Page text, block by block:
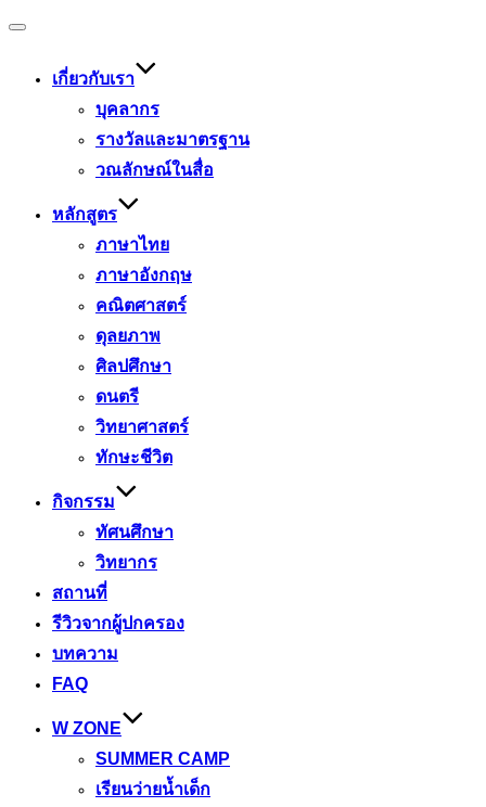
Toggle
เกี่ยวกับเรา
บุคลากร
รางวัลและมาตรฐาน
วณลักษณ์ในสื่อ
หลักสูตร
ภาษาไทย
ภาษาอังกฤษ
คณิตศาสตร์
ดุลยภาพ
ศิลปศึกษา
ดนตรี
วิทยาศาสตร์
ทักษะชีวิต
กิจกรรม
ทัศนศึกษา
วิทยากร
สถานที่
รีวิวจากผู้ปกครอง
บทความ
FAQ
W ZONE
SUMMER CAMP
เรียนว่ายน้ำเด็ก